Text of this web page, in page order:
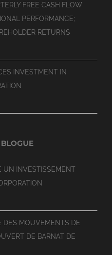
FREE CASH FLOW
PERFORMANCE;
RETURNS
INVESTMENT IN
UN INVESTISSEMENT
DES MOUVEMENTS DE
DE BARNAT DE